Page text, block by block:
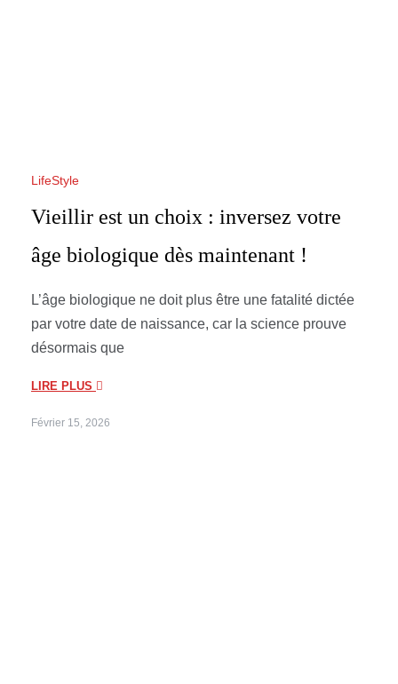
LifeStyle
Vieillir est un choix : inversez votre
âge biologique dès maintenant !
L’âge biologique ne doit plus être une fatalité dictée
par votre date de naissance, car la science prouve
désormais que
LIRE PLUS
Février 15, 2026